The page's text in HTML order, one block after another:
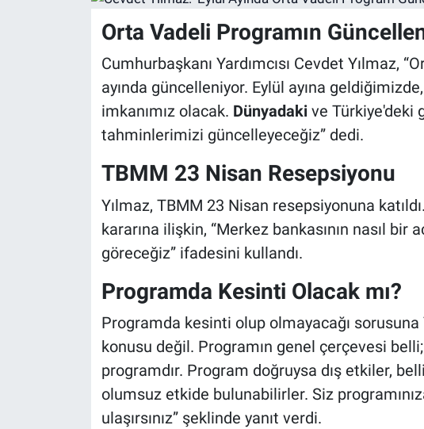
Orta Vadeli Programın
Cumhurbaşkanı Yardımcısı Cevdet Yılmaz,
ayında güncelleniyor. Eylül ayına
imkanımız olacak. Dünyadakive Türkiye'deki
tahminlerimizi güncelleyeceğiz” dedi.
TBMM 23 Nisan Resepsiyonu
Yılmaz, TBMM 23 Nisan resepsiyonuna
kararına ilişkin, “Merkez bankasının nasıl bir
göreceğiz” ifadesini kullandı.
Programda Kesinti Olacak mı?
Programda kesinti olup olmayacağı
konusu değil. Programın genel çerçevesi
programdır. Program doğruysa dış etkiler,
olumsuz etkide bulunabilirler. Siz
ulaşırsınız” şeklinde yanıt verdi.